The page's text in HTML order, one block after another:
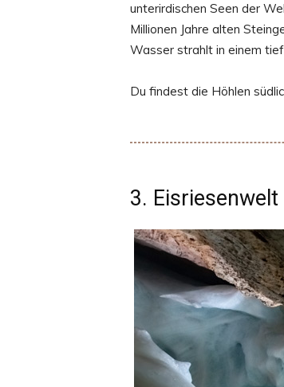
unterirdischen Seen der
Millionen Jahre alten
Wasser strahlt in einem
Du findest die Höhlen
3.